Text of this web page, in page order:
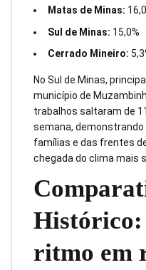
Matas de Minas:
Sul de Minas: 15,0%
Cerrado Mineiro:
No Sul de Minas,
município de
trabalhos saltaram de
semana,
famílias e das frentes
chegada do clima mais
Histórico:
ritmo em